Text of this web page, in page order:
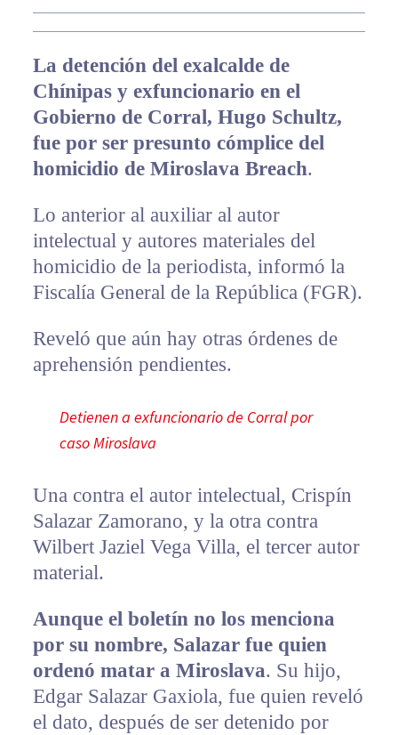
La detención del exalcalde de
Chínipas y exfuncionario en el
Gobierno de Corral, Hugo Schultz,
fue por ser presunto cómplice del
homicidio de Miroslava Breach.
Lo anterior al auxiliar al autor
intelectual y autores materiales del
homicidio de la periodista, informó la
Fiscalía General de la República (FGR).
Reveló que aún hay otras órdenes de
aprehensión pendientes.
Detienen a exfuncionario de Corral por
caso Miroslava
Una contra el autor intelectual, Crispín
Salazar Zamorano, y la otra contra
Wilbert Jaziel Vega Villa, el tercer autor
material.
Aunque el boletín no los menciona
por su nombre, Salazar fue quien
ordenó matar a Miroslava. Su hijo,
Edgar Salazar Gaxiola, fue quien reveló
el dato, después de ser detenido por